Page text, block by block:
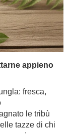
appieno
fresca,
le tribù
tazze di chi